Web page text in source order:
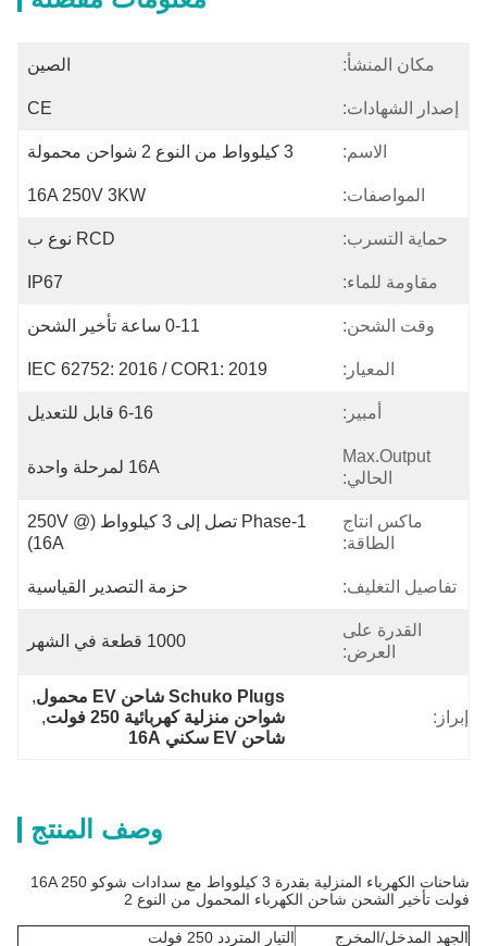
مكان المنشأ: الصين
إصدار الشهادات: CE
الاسم: 3 كيلوواط من النوع 2 شواحن محمولة
المواصفات: 16A 250V 3KW
حماية التسرب: RCD نوع ب
مقاومة للماء: IP67
وقت الشحن: 0-11 ساعة تأخير الشحن
المعيار: IEC 62752: 2016 / COR1: 2019
أمبير: 6-16 قابل للتعديل
Max.Output
الحالي:
16A لمرحلة واحدة
ماكس انتاج
الطاقة:
1-Phase تصل إلى 3 كيلوواط (@250V
16A)
تفاصيل التغليف: حزمة التصدير القياسية
القدرة على
العرض:
1000 قطعة في الشهر
إبراز:
Schuko Plugs شاحن EV محمول
,
شواحن منزلية كهربائية 250 فولت
,
شاحن EV سكني 16A
وصف المنتج
شاحنات الكهرباء المنزلية بقدرة 3 كيلوواط مع سدادات شوكو 16A 250
فولت تأخير الشحن شاحن الكهرباء المحمول من النوع 2
الجهد المدخل/المخرج التيار المتردد 250 فولت